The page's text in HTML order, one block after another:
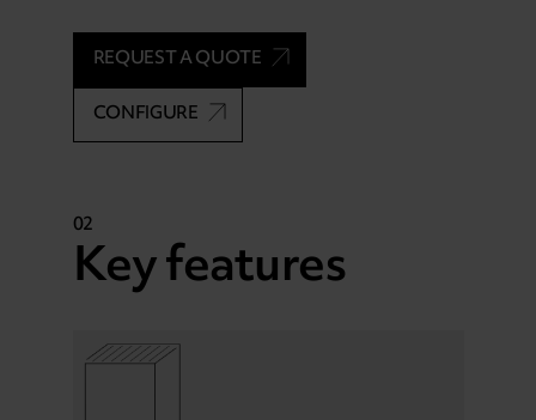
REQUEST A QUOTE
CONFIGURE
02
Key features